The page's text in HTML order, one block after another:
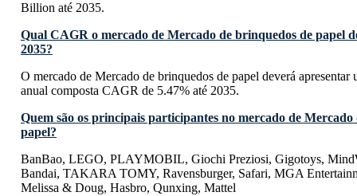
Billion até 2035.
Qual CAGR o mercado de Mercado de brinquedos de papel
2035?
O mercado de Mercado de brinquedos de papel deverá apresentar
anual composta CAGR de 5.47% até 2035.
Quem são os principais participantes no mercado de
papel?
BanBao, LEGO, PLAYMOBIL, Giochi Preziosi, Gigotoys,
Bandai, TAKARA TOMY, Ravensburger, Safari, MGA
Melissa & Doug, Hasbro, Qunxing, Mattel